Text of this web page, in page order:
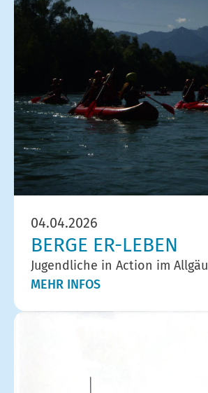
04.04.2026
BERGE ER-LEBEN
Jugendliche in Action im Allgäu
MEHR INFOS